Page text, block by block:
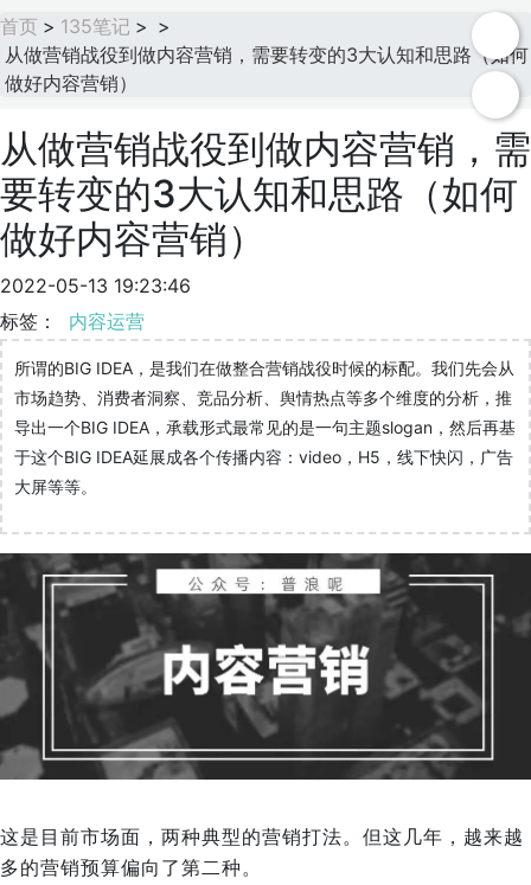
首页 > 135笔记 > >
从做营销战役到做内容营销，需要转变的3大认知和思路（如何
做好内容营销）
从做营销战役到做内容营销，需
要转变的3大认知和思路（如何
做好内容营销）
2022-05-13 19:23:46
标签： 内容运营
所谓的BIG IDEA，是我们在做整合营销战役时候的标配。我们先会从
市场趋势、消费者洞察、竞品分析、舆情热点等多个维度的分析，推
导出一个BIG IDEA，承载形式最常见的是一句主题slogan，然后再基
于这个BIG IDEA延展成各个传播内容：video，H5，线下快闪，广告
大屏等等。
这是目前市场面，两种典型的营销打法。但这几年，越来越
多的营销预算偏向了第二种。